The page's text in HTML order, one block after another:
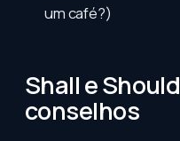
um café?)
Shall e
conselhos